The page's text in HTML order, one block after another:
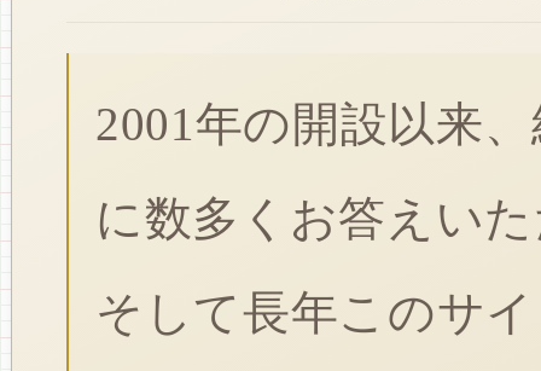
2001年の開設以来
に数多くお答えい
そして長年このサ